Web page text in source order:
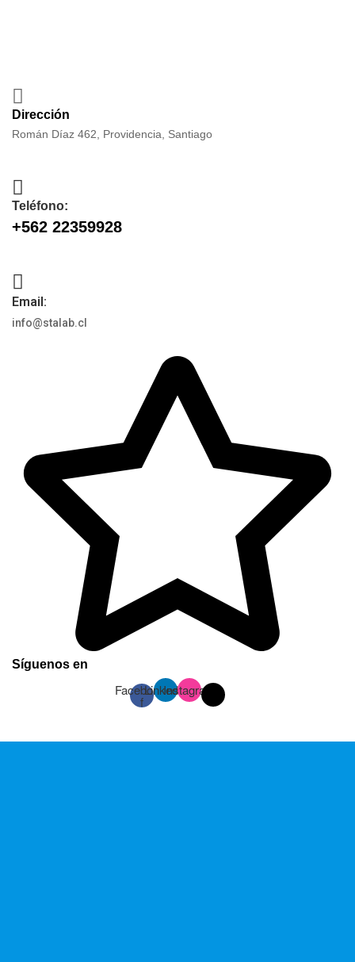
Dirección
Román Díaz 462, Providencia, Santiago
Teléfono:
+562 22359928
Email:
info@stalab.cl
Síguenos en
Facebook-
f
Linkedin
Instagram